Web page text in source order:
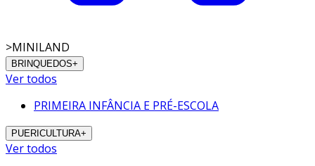
>MINILAND
BRINQUEDOS+
Ver todos
PRIMEIRA INFÂNCIA E PRÉ-ESCOLA
PUERICULTURA+
Ver todos